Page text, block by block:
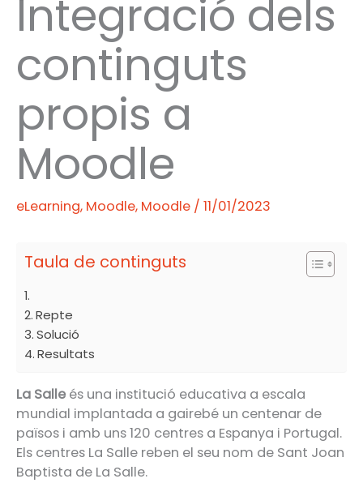
Integració dels
continguts
propis a
Moodle
eLearning, Moodle, Moodle / 11/01/2023
Taula de continguts
Repte
Solució
Resultats
La Salle és una institució educativa a escala
mundial implantada a gairebé un centenar de
països i amb uns 120 centres a Espanya i Portugal.
Els centres La Salle reben el seu nom de Sant Joan
Baptista de La Salle.